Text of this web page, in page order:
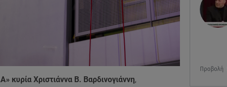
Προβολή
κυρία Χριστιάννα Β. Βαρδινογιάννη,